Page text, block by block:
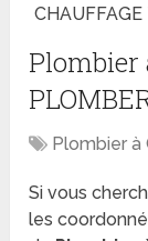
Plombier
Plombier à
Si vous
les